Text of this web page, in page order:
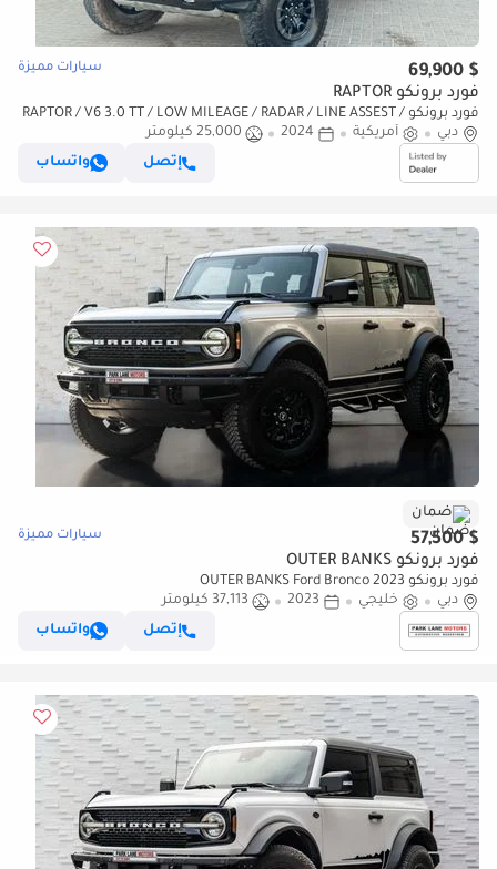
$ 69,900 سيارات مميزة
فورد برونكو RAPTOR
فورد برونكو RAPTOR / V6 3.0 TT / LOW MILEAGE / RADAR / LINE ASSEST /
360 CAMERA / ORIGINAL FOX SUSPENSION KIT
دبي أمريكية 2024
25,000 كيلومتر
إتصل
واتساب
ضمان
$ 57,500 سيارات مميزة
فورد برونكو OUTER BANKS
فورد برونكو OUTER BANKS Ford Bronco 2023
دبي
خليجي 2023
37,113 كيلومتر
إتصل
واتساب